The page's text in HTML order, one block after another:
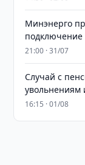
Минэнерго
подключение
21:00 · 31/07
Случай с
увольнениям
16:15 · 01/08